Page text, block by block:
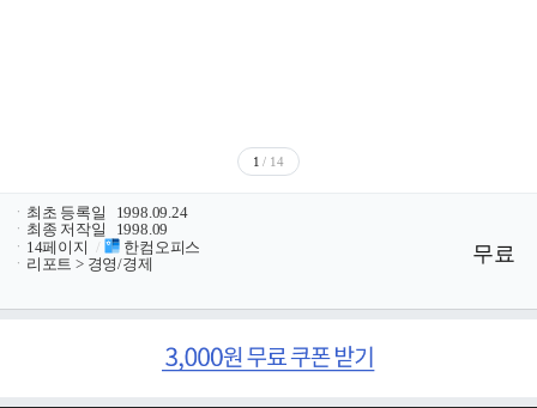
1 / 14
ㆍ 최초 등록일
1998.09.24
ㆍ 최종 저작일
1998.09
ㆍ 14페이지 /
한컴오피스
ㆍ 리포트 > 경영/경제 무료